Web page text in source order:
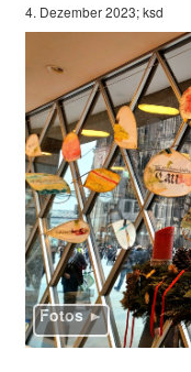
Impressum
4. Dezember 2023; ksd
Fotos ►